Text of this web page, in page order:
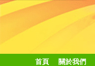
首頁 關於我們